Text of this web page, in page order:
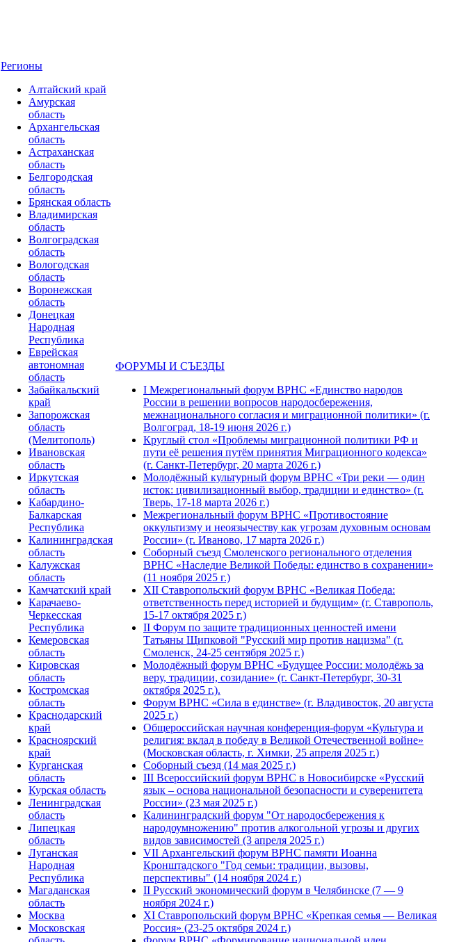
Регионы
Алтайский край
Амурская
область
Архангельская
область
Астраханская
область
Белгородская
область
Брянская область
Владимирская
область
Волгоградская
область
Вологодская
область
Воронежская
область
Донецкая
Народная
Республика
Еврейская
автономная
область
Забайкальский
край
Запорожская
область
(Мелитополь)
Ивановская
область
Иркутская
область
Кабардино-
Балкарская
Республика
Калининградская
область
Калужская
область
Камчатский край
Карачаево-
Черкесская
Республика
Кемеровская
область
Кировская
область
Костромская
область
Краснодарский
край
Красноярский
край
Курганская
область
Курская область
Ленинградская
область
Липецкая
область
Луганская
Народная
Республика
Магаданская
область
Москва
Московская
ФОРУМЫ И СЪЕЗДЫ
I Межрегиональный форум ВРНС «Единство народов
России в решении вопросов народосбережения,
межнационального согласия и миграционной политики» (г.
Волгоград, 18-19 июня 2026 г.)
Круглый стол «Проблемы миграционной политики РФ и
пути её решения путём принятия Миграционного кодекса»
(г. Санкт-Петербург, 20 марта 2026 г.)
Молодёжный культурный форум ВРНС «Три реки — один
исток: цивилизационный выбор, традиции и единство» (г.
Тверь, 17-18 марта 2026 г.)
Межрегиональный форум ВРНС «Противостояние
оккультизму и неоязычеству как угрозам духовным основам
России» (г. Иваново, 17 марта 2026 г.)
Соборный съезд Смоленского регионального отделения
ВРНС «Наследие Великой Победы: единство в сохранении»
(11 ноября 2025 г.)
XII Ставропольский форум ВРНС «Великая Победа:
ответственность перед историей и будущим» (г. Ставрополь,
15-17 октября 2025 г.)
II Форум по защите традиционных ценностей имени
Татьяны Щипковой "Русский мир против нацизма" (г.
Смоленск, 24-25 сентября 2025 г.)
Молодёжный форум ВРНС «Будущее России: молодёжь за
веру, традиции, созидание» (г. Санкт-Петербург, 30-31
октября 2025 г.).
Форум ВРНС «Сила в единстве» (г. Владивосток, 20 августа
2025 г.)
Общероссийская научная конференция-форум «Культура и
религия: вклад в победу в Великой Отечественной войне»
(Московская область, г. Химки, 25 апреля 2025 г.)
Соборный съезд (14 мая 2025 г.)
III Всероссийский форум ВРНС в Новосибирске «Русский
язык – основа национальной безопасности и суверенитета
России» (23 мая 2025 г.)
Калининградский форум "От народосбережения к
народоумножению" против алкогольной угрозы и других
видов зависимостей (3 апреля 2025 г.)
VII Архангельский форум ВРНС памяти Иоанна
Кронштадского "Год семьи: традиции, вызовы,
перспективы" (14 ноября 2024 г.)
II Русский экономический форум в Челябинске (7 — 9
ноября 2024 г.)
ХI Ставропольский форум ВРНС «Крепкая семья — Великая
Россия» (23-25 октября 2024 г.)